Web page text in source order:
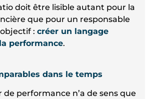
doit être lisible autant pour la
que pour un responsable
: créer un langage
performance.
dans le temps
performance n’a de sens que